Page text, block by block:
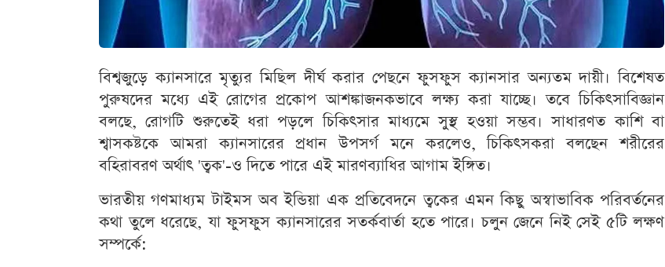
বিশ্বজুড়ে ক্যানসারে মৃত্যুর মিছিল দীর্ঘ করার পেছনে ফুসফুস ক্যানসার অন্যতম দায়ী। বিশেষত
পুরুষদের মধ্যে এই রোগের প্রকোপ আশঙ্কাজনকভাবে লক্ষ্য করা যাচ্ছে। তবে চিকিৎসাবিজ্ঞান
বলছে, রোগটি শুরুতেই ধরা পড়লে চিকিৎসার মাধ্যমে সুস্থ হওয়া সম্ভব। সাধারণত কাশি বা
শ্বাসকষ্টকে আমরা ক্যানসারের প্রধান উপসর্গ মনে করলেও, চিকিৎসকরা বলছেন শরীরের
বহিরাবরণ অর্থাৎ 'ত্বক'-ও দিতে পারে এই মারণব্যাধির আগাম ইঙ্গিত।
ভারতীয় গণমাধ্যম টাইমস অব ইন্ডিয়া এক প্রতিবেদনে ত্বকের এমন কিছু অস্বাভাবিক পরিবর্তনের
কথা তুলে ধরেছে, যা ফুসফুস ক্যানসারের সতর্কবার্তা হতে পারে। চলুন জেনে নিই সেই ৫টি লক্ষণ
সম্পর্কে: